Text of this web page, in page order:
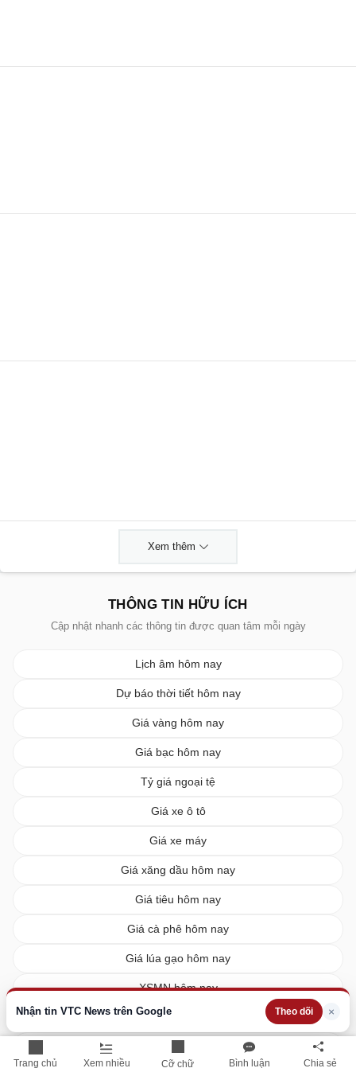
Trang chủ Xem nhiều Cỡ chữ Bình luận Chia sẻ
Nhận tin VTC News trên Google Theo dõi ×
Xem thêm
THÔNG TIN HỮU ÍCH
Cập nhật nhanh các thông tin được quan tâm mỗi ngày
Lịch âm hôm nay
Dự báo thời tiết hôm nay
Giá vàng hôm nay
Giá bạc hôm nay
Tỷ giá ngoại tệ
Giá xe ô tô
Giá xe máy
Giá xăng dầu hôm nay
Giá tiêu hôm nay
Giá cà phê hôm nay
Giá lúa gạo hôm nay
XSMN hôm nay
XSMB hôm nay